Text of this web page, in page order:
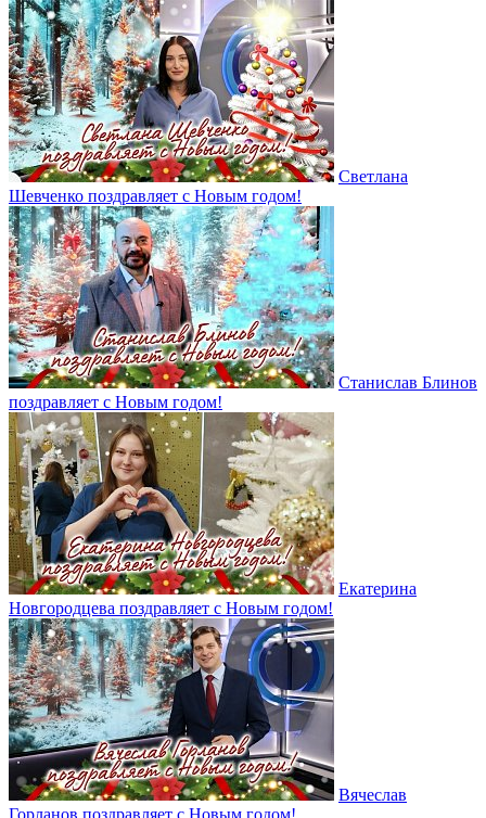
Светлана
Шевченко поздравляет с Новым годом!
Станислав Блинов
поздравляет с Новым годом!
Екатерина
Новгородцева поздравляет с Новым годом!
Вячеслав
Горланов поздравляет с Новым годом!